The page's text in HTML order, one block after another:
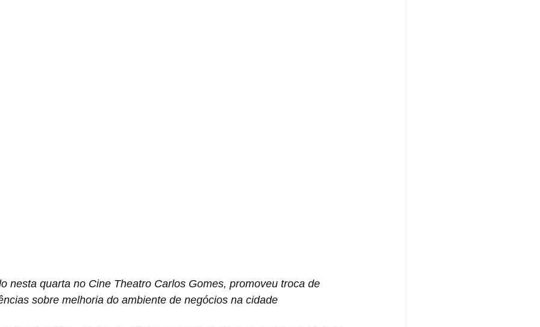
nesta quarta no Cine Theatro Carlos Gomes, promoveu troca de
sobre melhoria do ambiente de negócios na cidade